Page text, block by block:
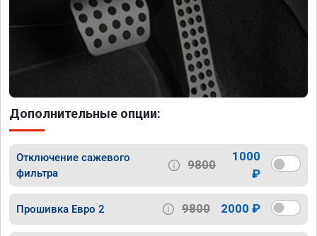
Дополнительные опции:
Отключение сажевого
фильтра
9800
1000
₽
Прошивка Евро 2 9800 2000 ₽